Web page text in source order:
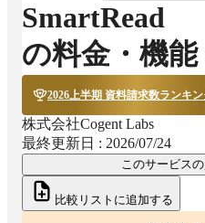
SmartRead
の料金・機能
2026上半期 資料請求数ランキ
株式会社Cogent Labs
最終更新日 : 2026/07/24
このサービス
比較リストに追加する